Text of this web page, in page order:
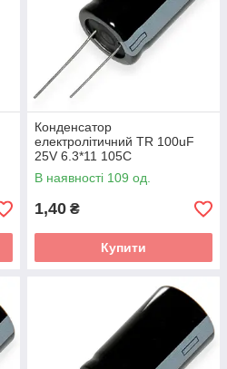
Конденсатор
електролітичний TR 100uF
25V 6.3*11 105C
В наявності 109 од.
1,40 ₴
Купити